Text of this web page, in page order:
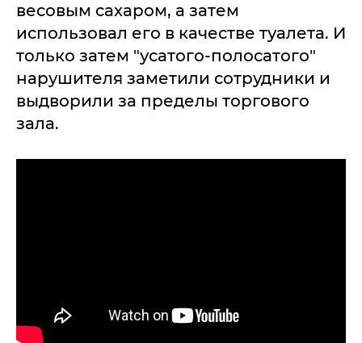
весовым сахаром, а затем
использовал его в качестве туалета. И
только затем "усатого-полосатого"
нарушителя заметили сотрудники и
выдворили за пределы торгового
зала.